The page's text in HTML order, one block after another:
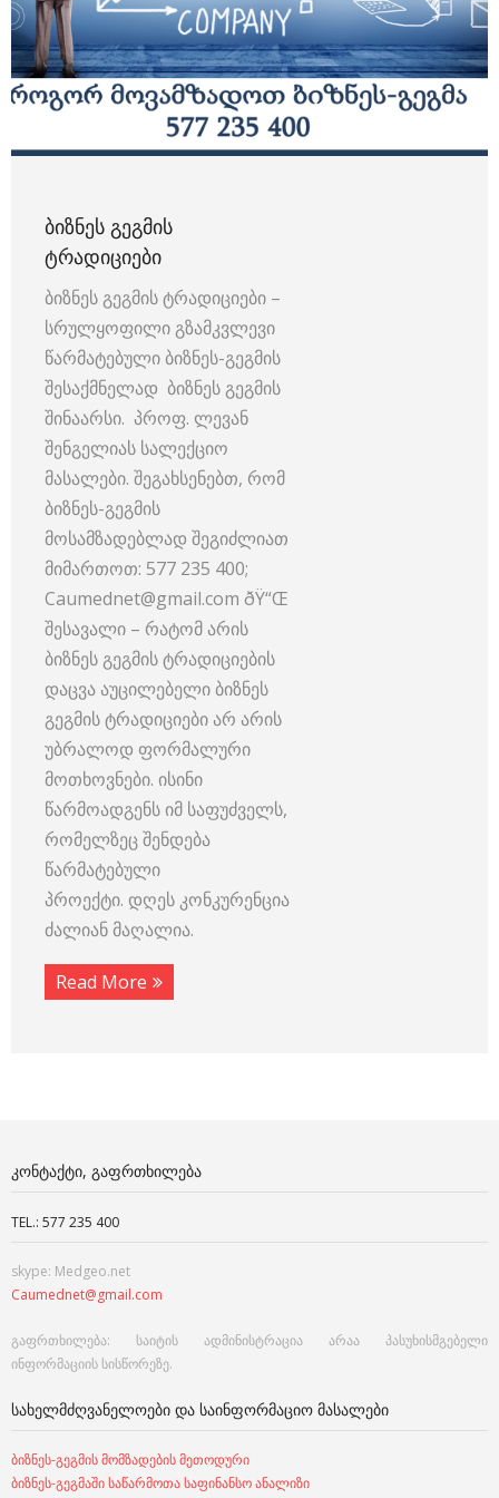
ᲑᲘᲖᲜᲔᲡ ᲒᲔᲒᲛᲘᲡ
ᲢᲠᲐᲓᲘᲪᲘᲔᲑᲘ
ბიზნეს გეგმის ტრადიციები –
სრულყოფილი გზამკვლევი
წარმატებული ბიზნეს-გეგმის
შესაქმნელად ბიზნეს გეგმის
შინაარსი. პროფ. ლევან
შენგელიას სალექციო
მასალები. შეგახსენებთ, რომ
ბიზნეს-გეგმის
მოსამზადებლად შეგიძლიათ
მიმართოთ: 577 235 400;
Caumednet@gmail.com ðŸ“Œ
შესავალი – რატომ არის
ბიზნეს გეგმის ტრადიციების
დაცვა აუცილებელი ბიზნეს
გეგმის ტრადიციები არ არის
უბრალოდ ფორმალური
მოთხოვნები. ისინი
წარმოადგენს იმ საფუძველს,
რომელზეც შენდება
წარმატებული
პროექტი. დღეს კონკურენცია
ძალიან მაღალია.
Read More
ᲙᲝᲜᲢᲐᲥᲢᲘ, ᲒᲐᲤᲠᲗᲮᲘᲚᲔᲑᲐ
TEL.: 577 235 400
skype: Medgeo.net
Caumednet@gmail.com
გაფრთხილება: საიტის ადმინისტრაცია არაა პასუხისმგებელი
ინფორმაციის სისწორეზე.
ᲡᲐᲮᲔᲚᲛᲫᲦᲕᲐᲜᲔᲚᲝᲔᲑᲘ ᲓᲐ ᲡᲐᲘᲜᲤᲝᲠᲛᲐᲪᲘᲝ ᲛᲐᲡᲐᲚᲔᲑᲘ
ბიზნეს-გეგმის მომზადების მეთოდური
ბიზნეს-გეგმაში საწარმოთა საფინანსო ანალიზი